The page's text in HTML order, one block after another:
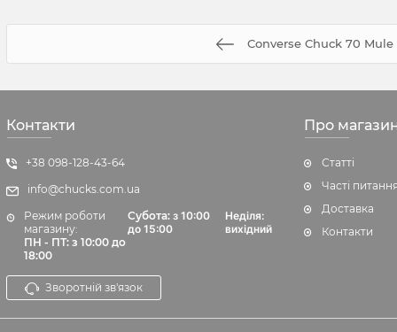
Converse Chuck 70 Mule
Контакти
+38 098-128-43-64
info@chucks.com.ua
Режим роботи
магазину:
ПН - ПТ: з 10:00 до
18:00
Субота:з 10:00
до 15:00
Неділя:
вихідний
Зворотній зв'язок
Про
Статті
Часті
Доставка
Контакти